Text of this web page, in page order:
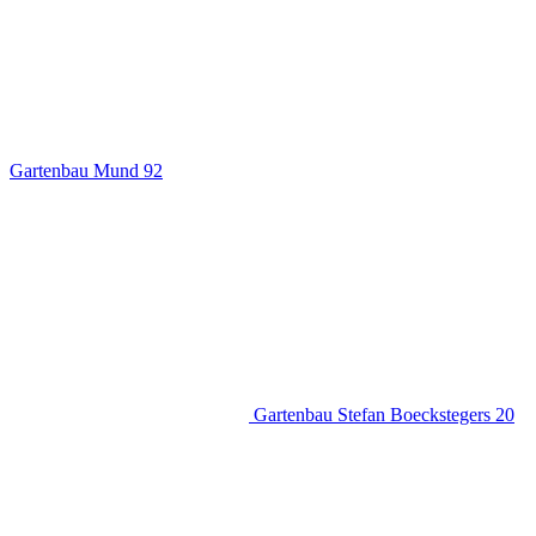
Gartenbau Mund 92
Gartenbau Stefan Boeckstegers 20